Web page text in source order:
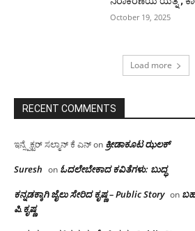
October 19, 2025
Load more
RECENT COMMENTS
ಇನ್ಸ್ಪೆಕ್ಟರ್ ಸಲ್ಮಾನ್ ಕೆ ಎನ್on ಕ್ರೀಡಾಕೂಟ ಝಲಕ್
Suresh on ಓದಲೇಬೇಕಾದ‌ ಕವಿತೆಗಳು: ಬುದ್ಧ
ಕನ್ನಡಕ್ಕಾಗಿ ಜೈಲು ಸೇರಿದ ಕೃಷ್ಣ – Public Story on
ಪಿ.ಕೃಷ್ಣ